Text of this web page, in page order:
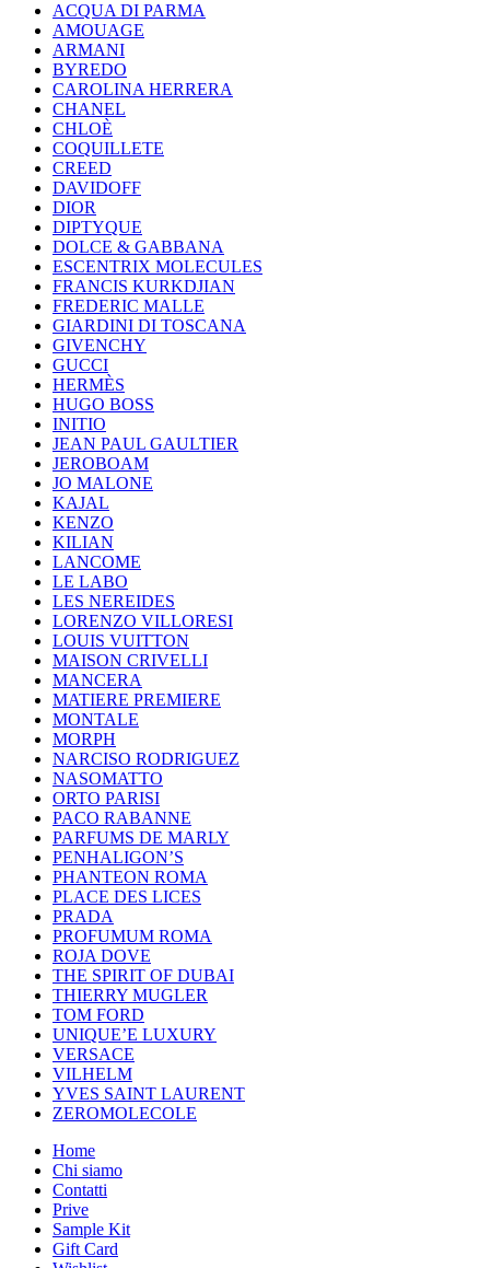
ACQUA DI PARMA
AMOUAGE
ARMANI
BYREDO
CAROLINA HERRERA
CHANEL
CHLOÈ
COQUILLETE
CREED
DAVIDOFF
DIOR
DIPTYQUE
DOLCE & GABBANA
ESCENTRIX MOLECULES
FRANCIS KURKDJIAN
FREDERIC MALLE
GIARDINI DI TOSCANA
GIVENCHY
GUCCI
HERMÈS
HUGO BOSS
INITIO
JEAN PAUL GAULTIER
JEROBOAM
JO MALONE
KAJAL
KENZO
KILIAN
LANCOME
LE LABO
LES NEREIDES
LORENZO VILLORESI
LOUIS VUITTON
MAISON CRIVELLI
MANCERA
MATIERE PREMIERE
MONTALE
MORPH
NARCISO RODRIGUEZ
NASOMATTO
ORTO PARISI
PACO RABANNE
PARFUMS DE MARLY
PENHALIGON’S
PHANTEON ROMA
PLACE DES LICES
PRADA
PROFUMUM ROMA
ROJA DOVE
THE SPIRIT OF DUBAI
THIERRY MUGLER
TOM FORD
UNIQUE’E LUXURY
VERSACE
VILHELM
YVES SAINT LAURENT
ZEROMOLECOLE
Home
Chi siamo
Contatti
Prive
Sample Kit
Gift Card